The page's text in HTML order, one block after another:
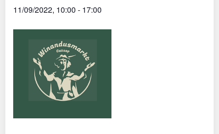
11/09/2022, 10:00 - 17:00